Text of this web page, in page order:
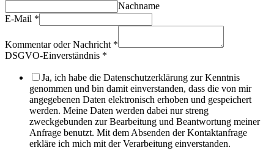
Nachname
E-Mail *
Kommentar oder Nachricht *
DSGVO-Einverständnis *
Ja, ich habe die Datenschutzerklärung zur Kenntnis
genommen und bin damit einverstanden, dass die von mir
angegebenen Daten elektronisch erhoben und gespeichert
werden. Meine Daten werden dabei nur streng
zweckgebunden zur Bearbeitung und Beantwortung meiner
Anfrage benutzt. Mit dem Absenden der Kontaktanfrage
erkläre ich mich mit der Verarbeitung einverstanden.